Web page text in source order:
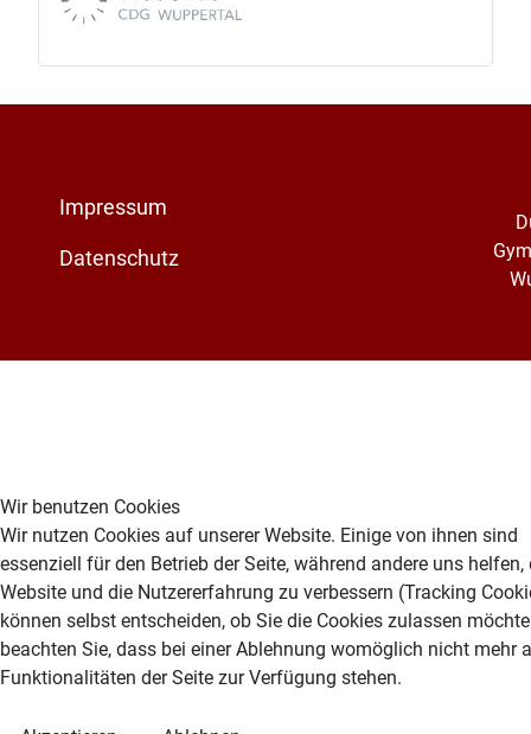
Impressum
Datenschutz
Wir benutzen Cookies
Wir nutzen Cookies auf unserer Website. Einige von ihnen sind
essenziell für den Betrieb der Seite, während andere uns helfen,
Website und die Nutzererfahrung zu verbessern (Tracking
können selbst entscheiden, ob Sie die Cookies zulassen
beachten Sie, dass bei einer Ablehnung womöglich nicht mehr
Funktionalitäten der Seite zur Verfügung stehen.